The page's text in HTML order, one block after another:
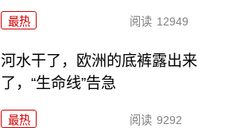
最热 阅读 12949
河水干了，欧洲的底裤露出来
了，“生命线”告急
最热 阅读 9292